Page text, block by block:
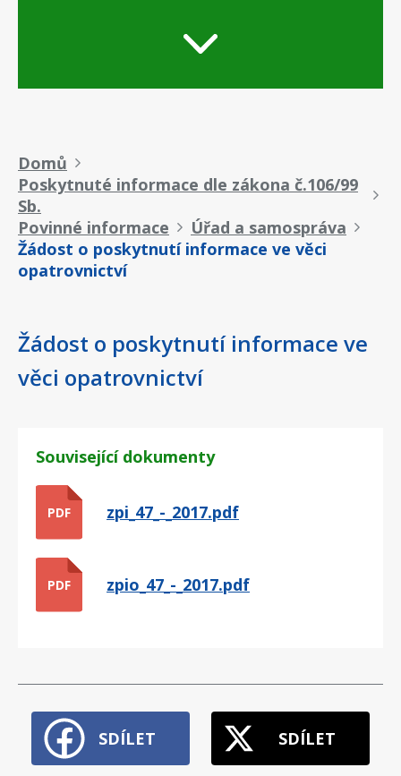
Drobečková
navigace
Domů
Poskytnuté informace dle zákona č.106/99
Sb.
Povinné informace
Úřad a samospráva
Žádost o poskytnutí informace ve věci
opatrovnictví
Žádost o poskytnutí informace ve
věci opatrovnictví
Související dokumenty
PDF zpi_47_-_2017.pdf
PDF zpio_47_-_2017.pdf
SDÍLET SDÍLET